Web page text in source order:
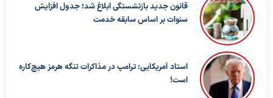
قانون جدید بازنشستگی ابلاغ شد؛ جدول افزایش
سنوات بر اساس سابقه خدمت
استاد آمریکایی: ترامپ در مذاکرات تنگه هرمز هیچ‌کاره
است!